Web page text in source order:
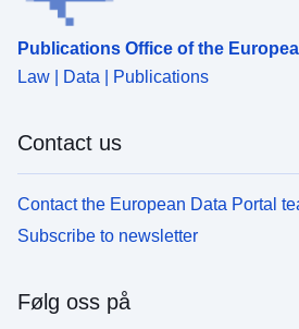
Publications Office of the
Law | Data | Publications
Contact us
Contact the European Data Portal
Subscribe to newsletter
Følg oss på